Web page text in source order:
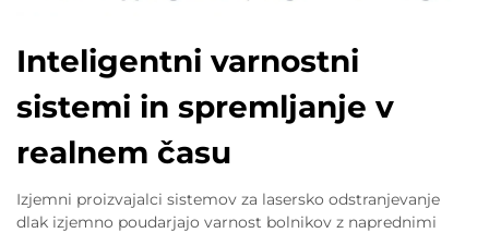
Inteligentni varnostni
sistemi in spremljanje v
realnem času
Izjemni proizvajalci sistemov za lasersko odstranjevanje
dlak izjemno poudarjajo varnost bolnikov z naprednimi